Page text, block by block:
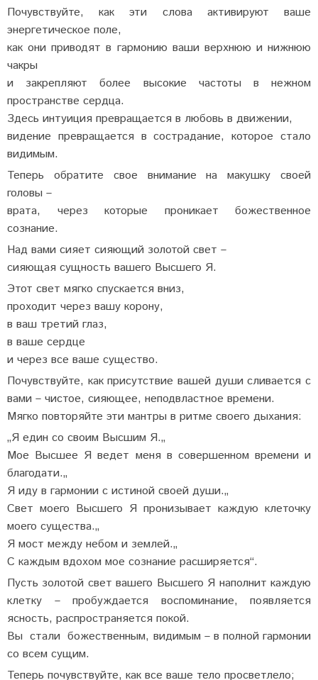
Почувствуйте, как эти слова активируют ваше
энергетическое поле,
как они приводят в гармонию ваши верхнюю и нижнюю
чакры
и закрепляют более высокие частоты в нежном
пространстве сердца.
Здесь интуиция превращается в любовь в движении,
видение превращается в сострадание, которое стало
видимым.
Теперь обратите свое внимание на макушку своей
головы –
врата, через которые проникает божественное
сознание.
Над вами сияет сияющий золотой свет –
сияющая сущность вашего Высшего Я.
Этот свет мягко спускается вниз,
проходит через вашу корону,
в ваш третий глаз,
в ваше сердце
и через все ваше существо.
Почувствуйте, как присутствие вашей души сливается с
вами – чистое, сияющее, неподвластное времени.
Мягко повторяйте эти мантры в ритме своего дыхания:
„Я един со своим Высшим Я.„
Мое Высшее Я ведет меня в совершенном времени и
благодати.„
Я иду в гармонии с истиной своей души.„
Свет моего Высшего Я пронизывает каждую клеточку
моего существа.„
Я мост между небом и землей.„
С каждым вдохом мое сознание расширяется“.
Пусть золотой свет вашего Высшего Я наполнит каждую
клетку – пробуждается воспоминание, появляется
ясность, распространяется покой.
Вы стали божественным, видимым – в полной гармонии
со всем сущим.
Теперь почувствуйте, как все ваше тело просветлело;